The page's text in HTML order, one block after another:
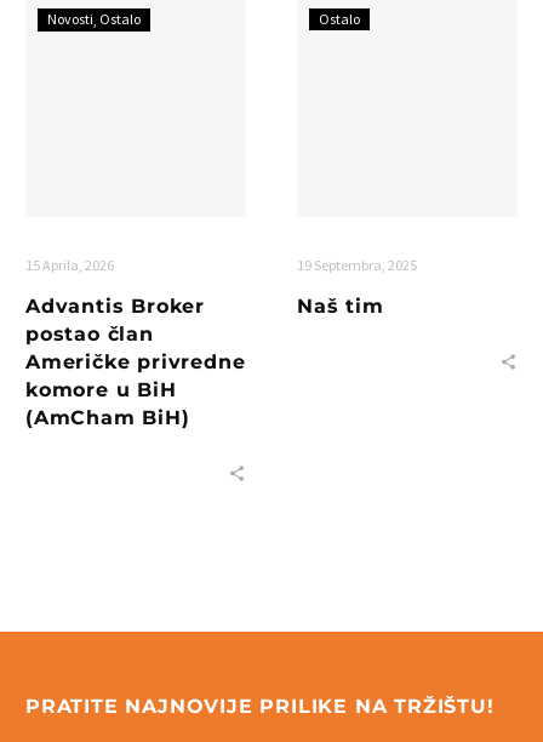
Novosti Ostalo
15 Aprila, 2026
Advantis Broker
postao član
Američke privredne
komore u BiH
(AmCham BiH)
Ostalo
19 Septembra, 2025
Naš tim
PRATITE NAJNOVIJE PRILIKE NA TRŽIŠTU!